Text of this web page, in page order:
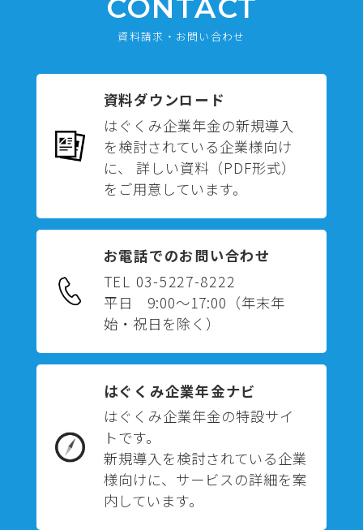
CONTACT
資料請求・お問い合わせ
資料ダウンロード
はぐくみ企業年金の新規導入
を検討されている企業様向け
に、 詳しい資料（PDF形式）
をご用意しています。
お電話でのお問い合わせ
TEL 03-5227-8222
平日 9:00～17:00 （年末年
始・祝日を除く）
はぐくみ企業年金ナビ
はぐくみ企業年金の特設サイ
トです。
新規導入を検討されている企業
様向けに、サービスの詳細を案
内しています。